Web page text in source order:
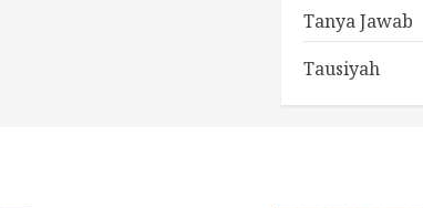
Tanya Jawab
Tausiyah